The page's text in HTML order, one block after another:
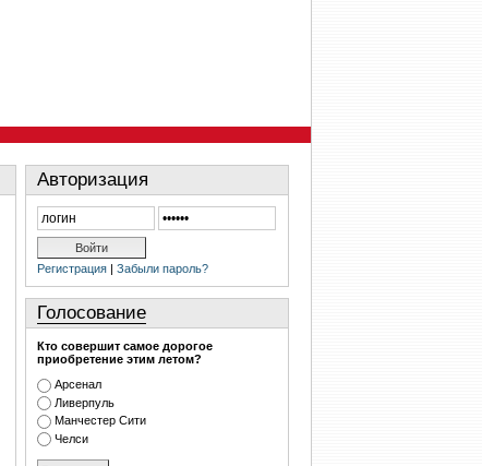
Авторизация
Регистрация | Забыли пароль?
Голосование
Кто совершит самое дорогое
приобретение этим летом?
Арсенал
Ливерпуль
Манчестер Сити
Челси